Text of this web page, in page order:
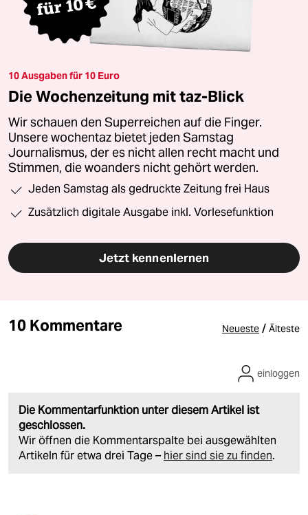
10 Ausgaben für 10 Euro
Die Wochenzeitung mit taz-Blick
Wir schauen den Superreichen auf die Finger.
Unsere wochentaz bietet jeden Samstag
Journalismus, der es nicht allen recht macht und
Stimmen, die woanders nicht gehört werden.
Jeden Samstag als gedruckte Zeitung frei Haus
Zusätzlich digitale Ausgabe inkl. Vorlesefunktion
Jetzt kennenlernen
10 Kommentare Neueste / Älteste
Die Kommentarfunktion unter diesem Artikel ist
geschlossen.
Wir öffnen die Kommentarspalte bei ausgewählten
Artikeln für etwa drei Tage – hier sind sie zu finden.
einloggen